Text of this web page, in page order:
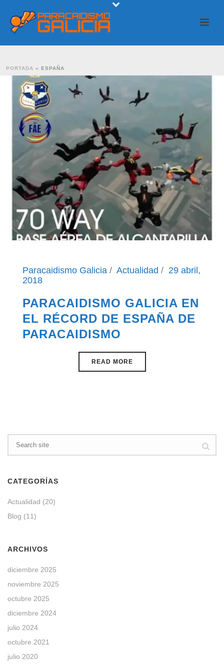
PORTADA » ESPAÑA
Paracaidismo Galicia Actualidad
29 abril,
2018
PARACAIDISMO GALICIA EN
EL RÉCORD DE ESPAÑA DE
PARACAIDISMO
READ MORE
CATEGORÍAS
Actualidad (20)
Blog (11)
ARCHIVOS
diciembre 2025
noviembre 2025
octubre 2025
diciembre 2024
julio 2024
octubre 2021
julio 2020